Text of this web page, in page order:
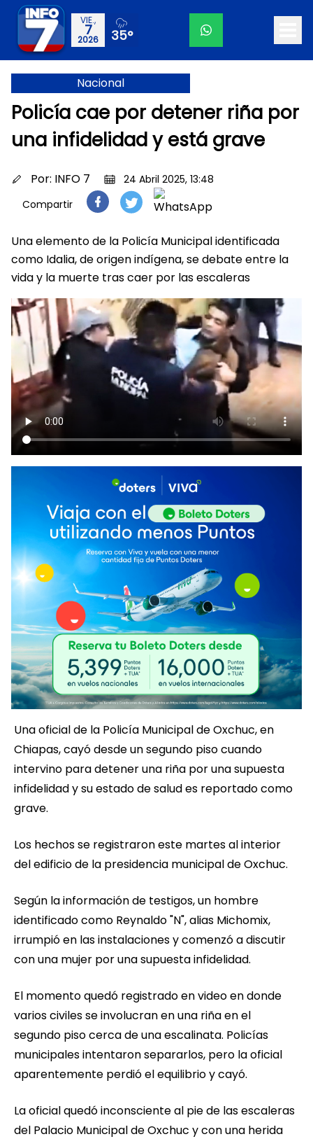
VIE.,
7
2026 35°
Nacional
Policía cae por detener riña por
una infidelidad y está grave
Por: INFO 7
24 Abril 2025, 13:48
Compartir
Una elemento de la Policía Municipal identificada
como Idalia, de origen indígena, se debate entre la
vida y la muerte tras caer por las escaleras
Una oficial de la Policía Municipal de Oxchuc, en
Chiapas, cayó desde un segundo piso cuando
intervino para detener una riña por una supuesta
infidelidad y su estado de salud es reportado como
grave.
Los hechos se registraron este martes al interior
del edificio de la presidencia municipal de Oxchuc.
Según la información de testigos, un hombre
identificado como Reynaldo "N", alias Michomix,
irrumpió en las instalaciones y comenzó a discutir
con una mujer por una supuesta infidelidad.
El momento quedó registrado en video en donde
varios civiles se involucran en una riña en el
segundo piso cerca de una escalinata. Policías
municipales intentaron separarlos, pero la oficial
aparentemente perdió el equilibrio y cayó.
La oficial quedó inconsciente al pie de las escaleras
del Palacio Municipal de Oxchuc y con una herida